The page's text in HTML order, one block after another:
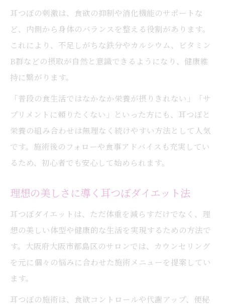
耳つぼの刺激は、食欲の抑制や消化機能のサポートな
ど、内側から身体のバランスを整える役割があります。
これにより、不足しがちな鉄分やカルシウム、ビタミン
B群などの摂取が自然と意識できるようになり、健康維
持に繋がります。
「普段の食生活ではなかなか栄養が摂りきれない」「サ
プリメントに頼りたくない」といった方にも、耳つぼと
栄養の組み合わせは無理なく続けやすい方法として人気
です。施術後のフォローや食事アドバイスも充実してい
るため、初心者でも安心して始められます。
理想の美しさに導く耳つぼダイエット法
耳つぼダイエットは、ただ体重を減らすだけでなく、理
想の美しい体型や健康的な生活を実現するための方法で
す。大阪府大阪市都島区のサロンでは、カウンセリング
を元に個々の悩みに合わせた施術メニューを提案してい
ます。
耳つぼの施術は、食欲コントロールや代謝アップ、便秘